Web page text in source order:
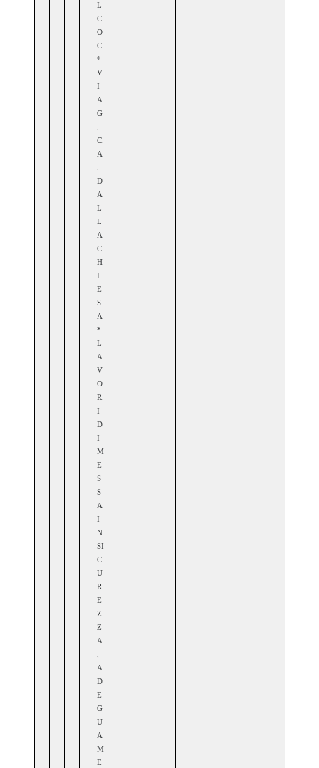
L
C
O
C
*
V
I
A
G
C.
A
D
A
L
L
A
C
H
I
E
S
A
*
L
A
V
O
R
I
D
I
M
E
S
S
A
I
N
SI
C
U
R
E
Z
Z
A
A
D
E
G
U
A
M
E